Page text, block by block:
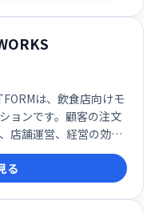
は、飲食店向けモ
ョンです。顧客の注文
店舗運営、経営の効率
ータは、顧客理解を深
立ちます。売上向上や
食店のための頼れるプ
る